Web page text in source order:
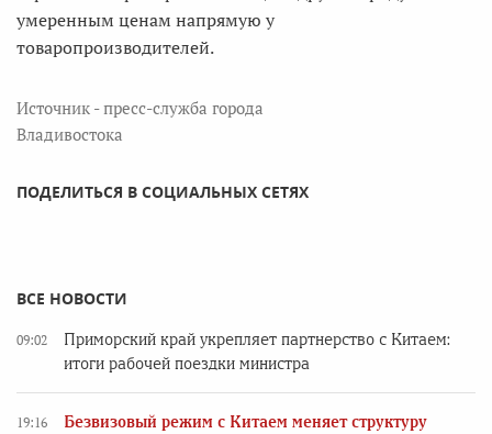
умеренным ценам напрямую у
товаропроизводителей.
Источник - пресс-служба города
Владивостока
ПОДЕЛИТЬСЯ В СОЦИАЛЬНЫХ СЕТЯХ
ВСЕ НОВОСТИ
09:02
Приморский край укрепляет партнерство с Китаем:
итоги рабочей поездки министра
19:16
Безвизовый режим с Китаем меняет структуру